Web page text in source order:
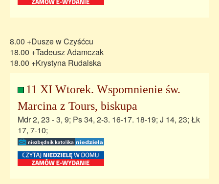
8.00 +Dusze w Czyśćcu
18.00 +Tadeusz Adamczak
18.00 +Krystyna Rudalska
11 XI Wtorek. Wspomnienie św.
Marcina z Tours, biskupa
Mdr 2, 23 - 3, 9; Ps 34, 2-3. 16-17. 18-19; J 14, 23; Łk
17, 7-10;